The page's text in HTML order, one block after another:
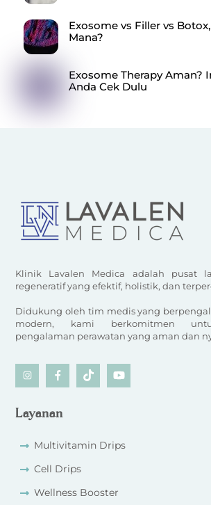
Exosome vs Filler vs
Mana?
Exosome Therapy Aman?
Anda Cek Dulu
Klinik Lavalen Medica adalah pusat
regeneratif yang efektif, holistik, dan
Didukung oleh tim medis yang
modern, kami berkomitmen
pengalaman perawatan yang aman dan
Icon
Icon
Icon
Icon
Layanan
Multivitamin Drips
Cell Drips
Wellness Booster